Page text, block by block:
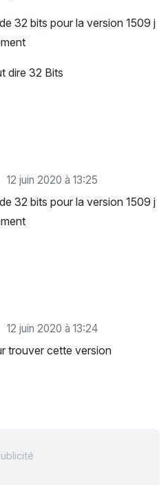
32 bits pour la version 1509 j
dire 32 Bits
12 juin 2020 à 13:25
32 bits pour la version 1509 j
12 juin 2020 à 13:24
trouver cette version